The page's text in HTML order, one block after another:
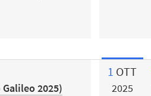
2025)
1 OTT
2025